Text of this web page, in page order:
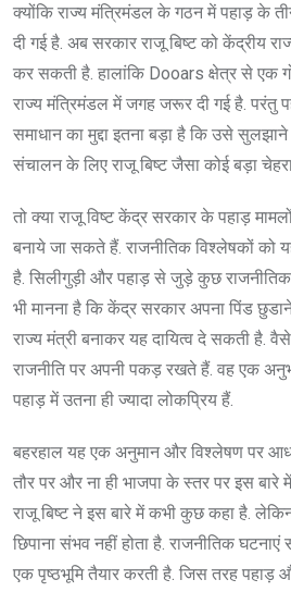
क्योंकि राज्य मंत्रिमंडल के गठन में पहाड़ के
दी गई है. अब सरकार राजू बिष्ट को केंद्रीय
कर सकती है. हालांकि Dooars क्षेत्र से एक
राज्य मंत्रिमंडल में जगह जरूर दी गई है. परंतु
समाधान का मुद्दा इतना बड़ा है कि उसे
संचालन के लिए राजू बिष्ट जैसा कोई बड़ा
तो क्या राजू विष्ट केंद्र सरकार के पहाड़
बनाये जा सकते हैं. राजनीतिक विश्लेषकों को
है. सिलीगुड़ी और पहाड़ से जुड़े कुछ
भी मानना है कि केंद्र सरकार अपना पिंड
राज्य मंत्री बनाकर यह दायित्व दे सकती है.
राजनीति पर अपनी पकड़ रखते हैं. वह एक
पहाड़ में उतना ही ज्यादा लोकप्रिय हैं.
बहरहाल यह एक अनुमान और विश्लेषण पर
तौर पर और ना ही भाजपा के स्तर पर इस बारे
राजू बिष्ट ने इस बारे में कभी कुछ कहा है.
छिपाना संभव नहीं होता है. राजनीतिक
एक पृष्ठभूमि तैयार करती है. जिस तरह पहाड़